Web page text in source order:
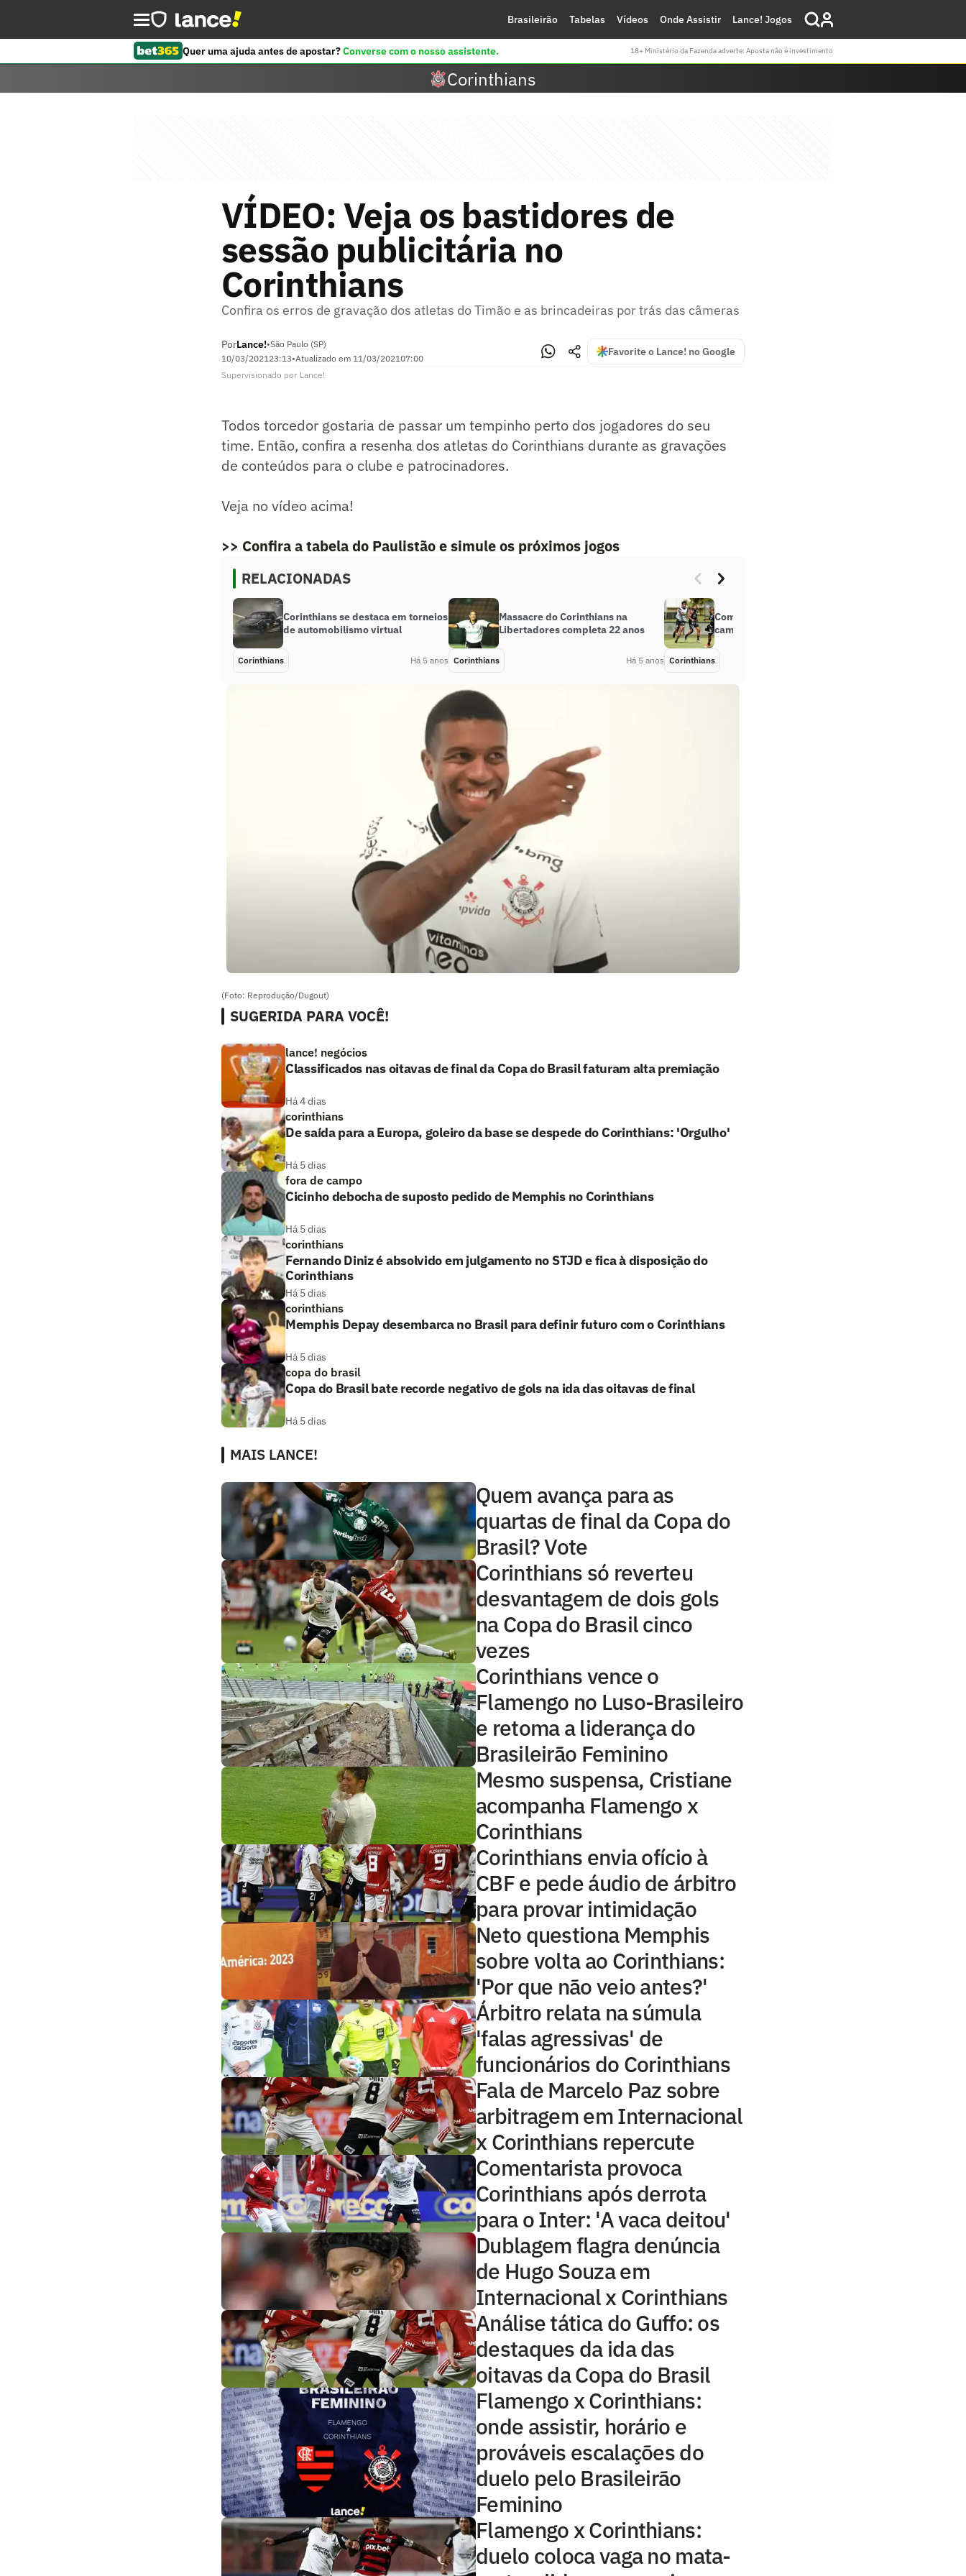
Brasileirão Tabelas Vídeos Onde Assistir Lance! Jogos
Quer uma ajuda antes de apostar?Converse com o nosso assistente. 18+ Ministério da Fazenda adverte: Aposta não é investimento
Corinthians
VÍDEO: Veja os bastidores de
sessão publicitária no
Corinthians
Confira os erros de gravação dos atletas do Timão e as brincadeiras por trás das câmeras
PorLance!•São Paulo (SP)
10/03/202123:13•Atualizado em 11/03/202107:00
Favorite o Lance! no Google
Supervisionado por Lance!
Todos torcedor gostaria de passar um tempinho perto dos jogadores do seu
time. Então, confira a resenha dos atletas do Corinthians durante as gravações
de conteúdos para o clube e patrocinadores.
Veja no vídeo acima!
>> Confira a tabela do Paulistão e simule os próximos jogos
RELACIONADAS
Corinthians se destaca em torneios
de automobilismo virtual
Corinthians Há 5 anos
Massacre do Corinthians na
Libertadores completa 22 anos
Corinthians Há 5 anos
Com titulares contra a Ponte em
campo, Corinthians faz treino leve
Corinthians
(Foto: Reprodução/Dugout)
SUGERIDA PARA VOCÊ!
lance! negócios
Classificados nas oitavas de final da Copa do Brasil faturam alta premiação
Há 4 dias
corinthians
De saída para a Europa, goleiro da base se despede do Corinthians: 'Orgulho'
Há 5 dias
fora de campo
Cicinho debocha de suposto pedido de Memphis no Corinthians
Há 5 dias
corinthians
Fernando Diniz é absolvido em julgamento no STJD e fica à disposição do
Corinthians
Há 5 dias
corinthians
Memphis Depay desembarca no Brasil para definir futuro com o Corinthians
Há 5 dias
copa do brasil
Copa do Brasil bate recorde negativo de gols na ida das oitavas de final
Há 5 dias
MAIS LANCE!
Quem avança para as
quartas de final da Copa do
Brasil? Vote
Corinthians só reverteu
desvantagem de dois gols
na Copa do Brasil cinco
vezes
Corinthians vence o
Flamengo no Luso-Brasileiro
e retoma a liderança do
Brasileirão Feminino
Mesmo suspensa, Cristiane
acompanha Flamengo x
Corinthians
Corinthians envia ofício à
CBF e pede áudio de árbitro
para provar intimidação
Neto questiona Memphis
sobre volta ao Corinthians:
'Por que não veio antes?'
Árbitro relata na súmula
'falas agressivas' de
funcionários do Corinthians
Fala de Marcelo Paz sobre
arbitragem em Internacional
x Corinthians repercute
Comentarista provoca
Corinthians após derrota
para o Inter: 'A vaca deitou'
Dublagem flagra denúncia
de Hugo Souza em
Internacional x Corinthians
Análise tática do Guffo: os
destaques da ida das
oitavas da Copa do Brasil
Flamengo x Corinthians:
onde assistir, horário e
prováveis escalações do
duelo pelo Brasileirão
Feminino
Flamengo x Corinthians:
duelo coloca vaga no mata-